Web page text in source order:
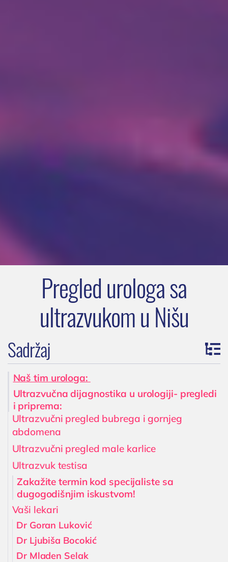
Pregled urologa sa
ultrazvukom u Nišu
Sadržaj
Naš tim urologa:
Ultrazvučna dijagnostika u urologiji- pregledi
i priprema:
Ultrazvučni pregled bubrega i gornjeg
abdomena
Ultrazvučni pregled male karlice
Ultrazvuk testisa
Zakažite termin kod specijaliste sa
dugogodišnjim iskustvom!
Vaši lekari
Dr Goran Luković
Dr Ljubiša Bocokić
Dr Mladen Selak